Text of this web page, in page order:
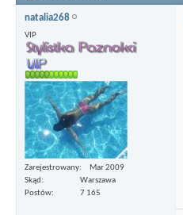
natalia268
VIP
Zarejestrowany
Mar 2009
Skąd
Warszawa
Postów
7 165